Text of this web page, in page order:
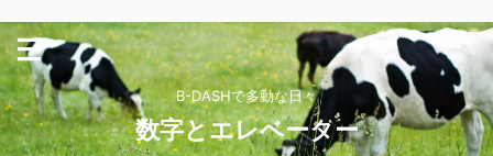
B-DASHで多動な日々
数字とエレベーター